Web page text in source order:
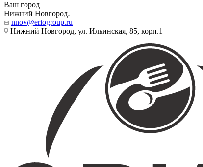
Ваш город
Нижний Новгород
nnov@eriogroup.ru
Нижний Новгород, ул. Ильинская, 85, корп.1